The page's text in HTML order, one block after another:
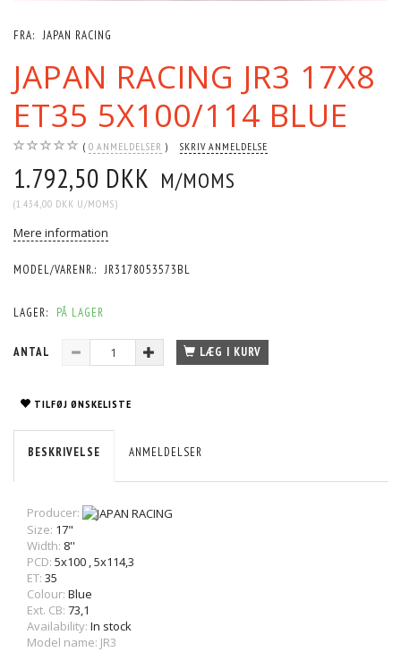
FRA: JAPAN RACING
JAPAN RACING JR3 17X8
ET35 5X100/114 BLUE
0 ANMELDELSER SKRIV ANMELDELSE
1.792,50 DKK M/MOMS
(1.434,00 DKK U/MOMS)
Mere information
MODEL/VARENR.: JR3178053573BL
LAGER: PÅ LAGER
ANTAL LÆG I KURV
TILFØJ ØNSKELISTE
BESKRIVELSE ANMELDELSER
Producer:
Size: 17"
Width: 8''
PCD: 5x100 ,5x114,3
ET: 35
Colour: Blue
Ext. CB: 73,1
Availability: In stock
Model name: JR3